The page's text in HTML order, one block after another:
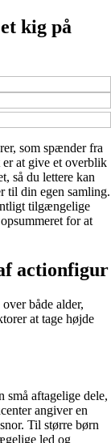
kig på
som spænder fra
er at give et overblik
så du lettere kan
til din egen samling.
tilgængelige
for at
actionfigur
både alder,
at tage højde
aftagelige dele,
angiver en
Til større børn
led og